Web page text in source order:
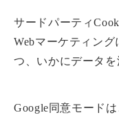
サードパーティ
Webマーケティン
つ、いかにデータを
Google同意モード